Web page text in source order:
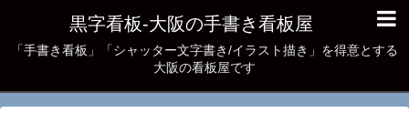
黒字看板‐大阪の手書き看板屋
「手書き看板」「シャッター文字書き/イラスト描き」を得意とする
大阪の看板屋です